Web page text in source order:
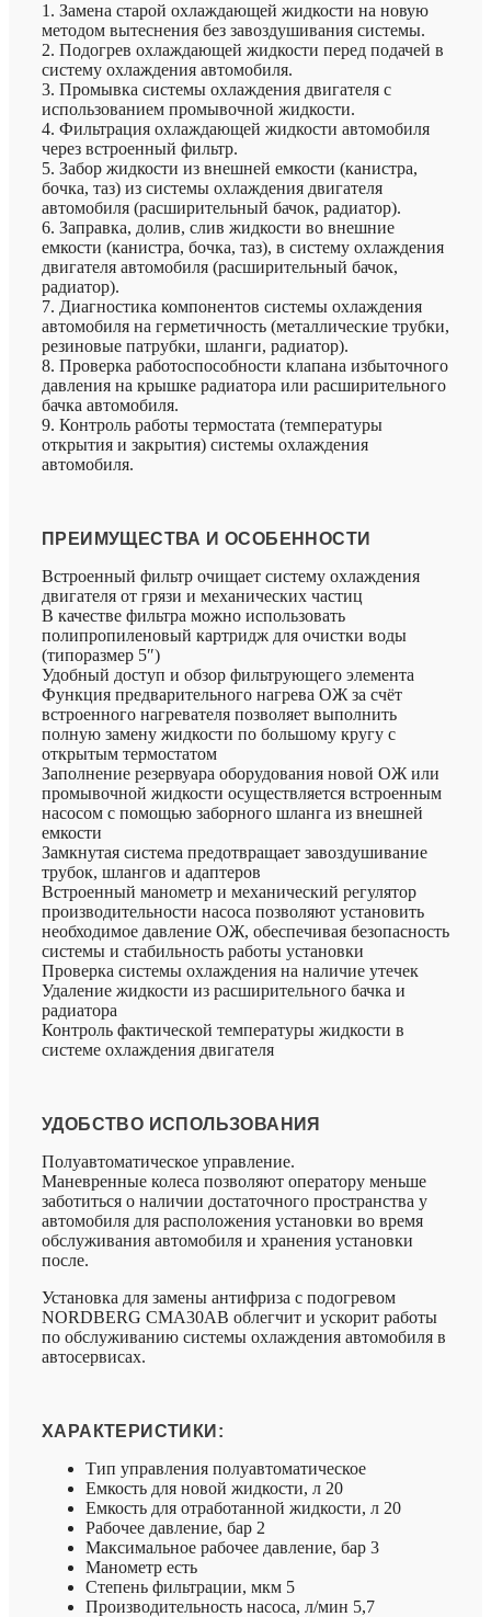
1. Замена старой охлаждающей жидкости на новую
методом вытеснения без завоздушивания системы.
2. Подогрев охлаждающей жидкости перед подачей в
систему охлаждения автомобиля.
3. Промывка системы охлаждения двигателя с
использованием промывочной жидкости.
4. Фильтрация охлаждающей жидкости автомобиля
через встроенный фильтр.
5. Забор жидкости из внешней емкости (канистра,
бочка, таз) из системы охлаждения двигателя
автомобиля (расширительный бачок, радиатор).
6. Заправка, долив, слив жидкости во внешние
емкости (канистра, бочка, таз), в систему охлаждения
двигателя автомобиля (расширительный бачок,
радиатор).
7. Диагностика компонентов системы охлаждения
автомобиля на герметичность (металлические трубки,
резиновые патрубки, шланги, радиатор).
8. Проверка работоспособности клапана избыточного
давления на крышке радиатора или расширительного
бачка автомобиля.
9. Контроль работы термостата (температуры
открытия и закрытия) системы охлаждения
автомобиля.
ПРЕИМУЩЕСТВА И ОСОБЕННОСТИ
Встроенный фильтр очищает систему охлаждения
двигателя от грязи и механических частиц
В качестве фильтра можно использовать
полипропиленовый картридж для очистки воды
(типоразмер 5″)
Удобный доступ и обзор фильтрующего элемента
Функция предварительного нагрева ОЖ за счёт
встроенного нагревателя позволяет выполнить
полную замену жидкости по большому кругу с
открытым термостатом
Заполнение резервуара оборудования новой ОЖ или
промывочной жидкости осуществляется встроенным
насосом с помощью заборного шланга из внешней
емкости
Замкнутая система предотвращает завоздушивание
трубок, шлангов и адаптеров
Встроенный манометр и механический регулятор
производительности насоса позволяют установить
необходимое давление ОЖ, обеспечивая безопасность
системы и стабильность работы установки
Проверка системы охлаждения на наличие утечек
Удаление жидкости из расширительного бачка и
радиатора
Контроль фактической температуры жидкости в
системе охлаждения двигателя
УДОБСТВО ИСПОЛЬЗОВАНИЯ
Полуавтоматическое управление.
Маневренные колеса позволяют оператору меньше
заботиться о наличии достаточного пространства у
автомобиля для расположения установки во время
обслуживания автомобиля и хранения установки
после.
Установка для замены антифриза с подогревом
NORDBERG CMA30AB облегчит и ускорит работы
по обслуживанию системы охлаждения автомобиля в
автосервисах.
ХАРАКТЕРИСТИКИ:
Тип управления полуавтоматическое
Емкость для новой жидкости, л 20
Емкость для отработанной жидкости, л 20
Рабочее давление, бар 2
Максимальное рабочее давление, бар 3
Манометр есть
Степень фильтрации, мкм 5
Производительность насоса, л/мин 5,7